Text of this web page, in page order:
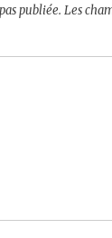
publiée. Les